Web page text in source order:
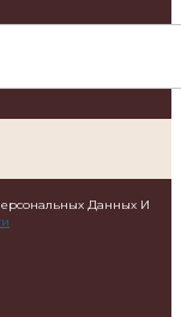
Данных И